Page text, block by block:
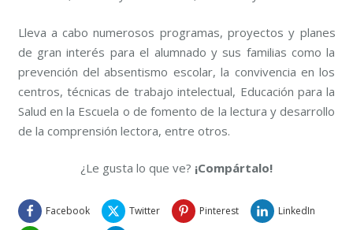
Lleva a cabo numerosos programas, proyectos y planes
de gran interés para el alumnado y sus familias como la
prevención del absentismo escolar, la convivencia en los
centros, técnicas de trabajo intelectual, Educación para la
Salud en la Escuela o de fomento de la lectura y desarrollo
de la comprensión lectora, entre otros.
¿Le gusta lo que ve? ¡Compártalo!
Facebook Twitter Pinterest
LinkedIn